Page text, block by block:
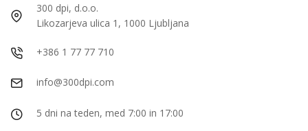
300 dpi, d.o.o.
Likozarjeva ulica 1, 1000 Ljubljana
+386 1 77 77 710
info@300dpi.com
5 dni na teden, med 7:00 in 17:00